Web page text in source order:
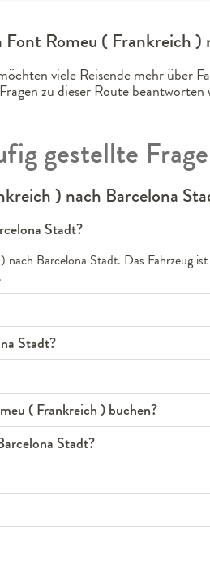
Romeu ( Frankreich )
viele Reisende mehr über
zu dieser Route
gestellte
) nach Barcelona
Stadt?
Barcelona Stadt. Das Fahrzeug
Stadt?
( Frankreich ) buchen?
Stadt?